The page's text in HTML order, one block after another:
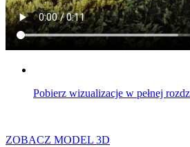
Pobierz wizualizacje w pełnej
ZOBACZ MODEL 3D